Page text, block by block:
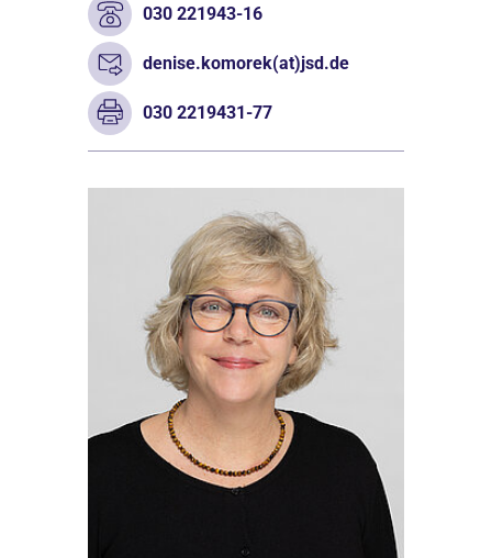
030 221943-16
denise.komorek(at)jsd.de
030 2219431-77